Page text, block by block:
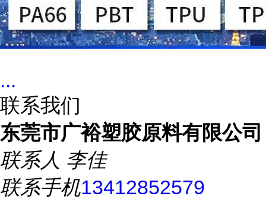
...
联系我们
东莞市广裕塑胶原料有限公司
联系人 李佳
联系手机13412852579